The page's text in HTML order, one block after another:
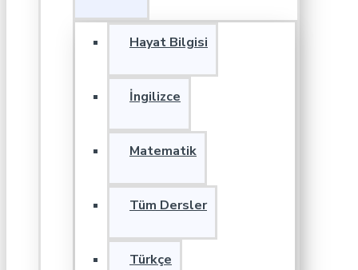
Hayat Bilgisi
İngilizce
Matematik
Tüm Dersler
Türkçe